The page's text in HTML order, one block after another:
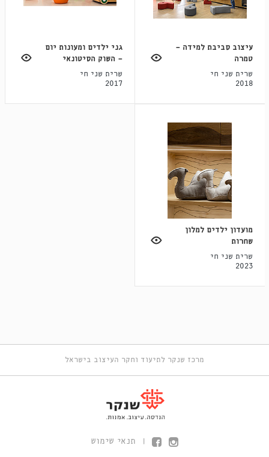
עיצוב סביבת למידה -
טמרה
שרית שני חי
2018
גני ילדים ומעונות יום
- השוק הסיטונאי
שרית שני חי
2017
מועדון ילדים למלון
שחרות
שרית שני חי
2023
מרכז שנקר לתיעוד וחקר העיצוב בישראל
תנאי שימוש